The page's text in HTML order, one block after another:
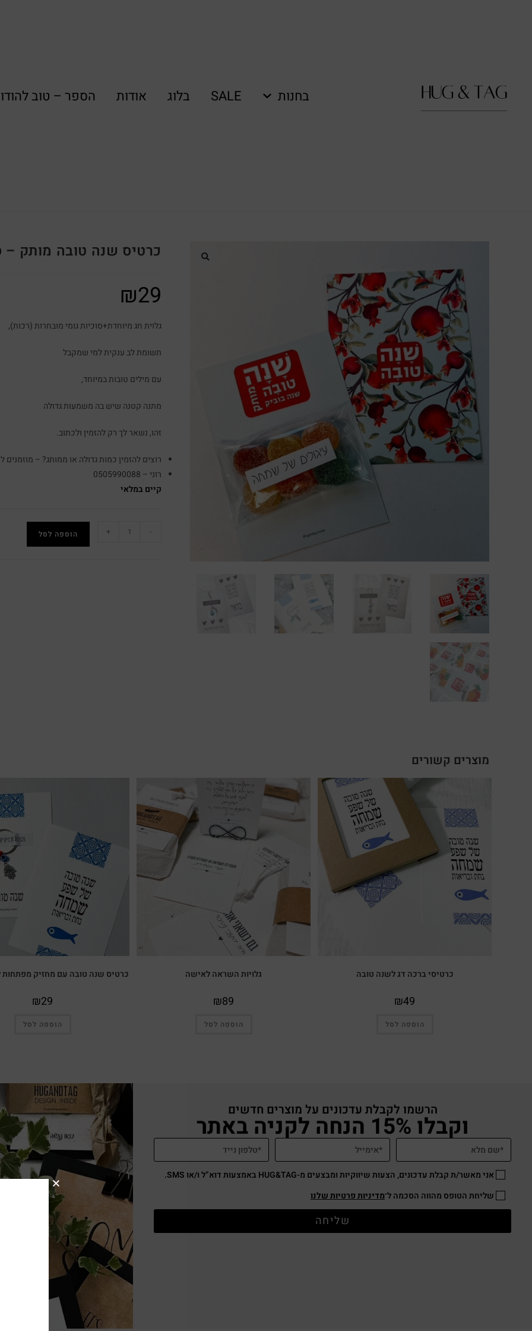
בחנות SALE בלוג אודות הספר – טוב
כרטיס שנה טובה מותק –
₪29
גלוית חג מיוחדת+סוכיות גומי מובחרות (רכות),
תשומת לב ענקית למי שמקבל
עם מילים טובות במיוחד,
מתנה קטנה שיש בה משמעות גדולה
זהו, נשאר לך רק להזמין ולכתוב.
רוצים להזמין כמות גדולה או ממותג? – מוזמנים
רוני – 0505990088
קיים במלאי
+ הוספה לסל
מוצרים קשורים
כרטיסי ברכה דג לשנה טובה
₪49
הוספה לסל
גלויות השראה לאישה
₪89
הוספה לסל
כרטיס שנה טובה עם מחזיק מפתחות
₪29
הוספה לסל
הרשמו לקבלת עדכונים על מוצרים חדשים
וקבלו 15% הנחה לקניה באתר
אני מאשר/ת קבלת עדכונים, הצעות שיווקיות ומבצעים מ-HUG&TAG באמצעות דוא”ל ו/או SMS.
שליחת הטופס מהווה הסכמה ל־מדיניות פרטיות שלנו
שליחה